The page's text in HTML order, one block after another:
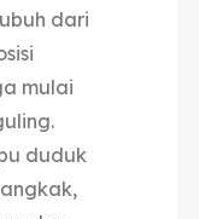
dari
mulai
duduk